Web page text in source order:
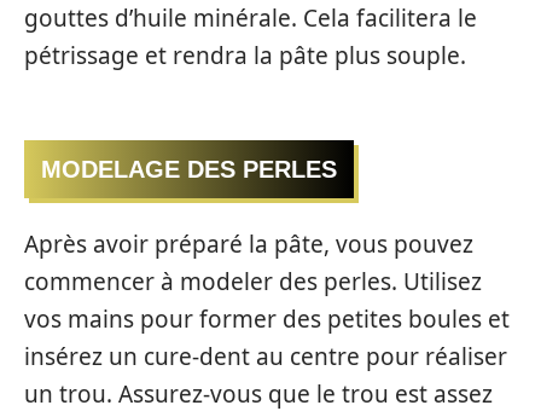
gouttes d’huile minérale. Cela facilitera le
pétrissage et rendra la pâte plus souple.
MODELAGE DES PERLES
Après avoir préparé la pâte, vous pouvez
commencer à modeler des perles. Utilisez
vos mains pour former des petites boules et
insérez un cure-dent au centre pour réaliser
un trou. Assurez-vous que le trou est assez